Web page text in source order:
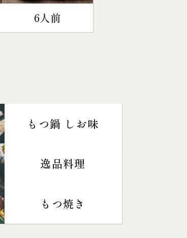
6人前
もつ鍋 しお味
逸品料理
もつ焼き